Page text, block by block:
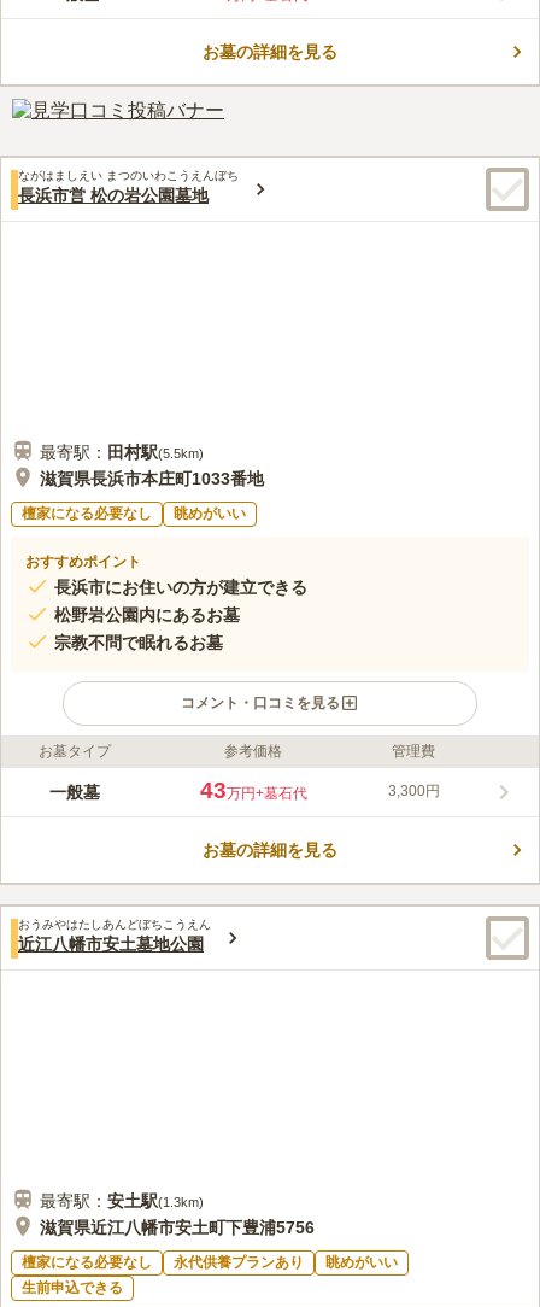
たでも安心してお参りできる環境の良いお墓です。 「近江大橋
いるので車でのお参りがおすすめです。
口コミ評価
30代男性
花屋は、霊園付近にはないので、行き道で購入をしてから向か
う。食事処は、近くに多くあるので、法事等では困らない。
口コミの続きを読む
お墓の詳細を見る
ながはましえい まつのいわこうえんぼち
長浜市営 松の岩公園墓地
最寄駅： 田村駅(5.5km)
滋賀県長浜市本庄町1033番地
檀家になる必要なし 眺めがいい
おすすめポイント
長浜市にお住いの方が建立できる
松野岩公園内にあるお墓
宗教不問で眠れるお墓
コメント・口コミを見る
ライフドット編集部のコメント
県道244号線に近い松の岩公園にあるお墓です。 長浜市が管理・
おり、北陸自動車道「長浜インター」から車で約9分の場所にあ
口コミ評価
みんなの評価
3.9
30代女性
町に出れば色々お店もあるので、充実している。スーパーなども
お墓タイプ 参考価格 管理費
一般墓 43万円+墓石代 3,300円
お墓の詳細を見る
おうみやはたしあんどぼちこうえん
近江八幡市安土墓地公園
最寄駅： 安土駅(1.3km)
滋賀県近江八幡市安土町下豊浦5756
檀家になる必要なし 永代供養プランあり
眺めがいい
生前申込できる